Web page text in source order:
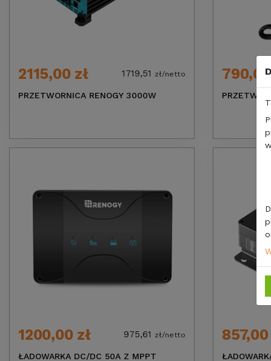
2115,00 zł 1719,51 zł/netto
PRZETWORNICA RENOGY 3000W
1200,00 zł 975,61 zł/netto
ŁADOWARKA DC/DC 50A Z MPPT
857,00